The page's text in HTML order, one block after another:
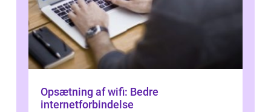
Opsætning af wifi: Bedre
internetforbindelse